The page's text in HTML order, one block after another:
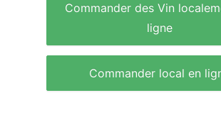
Commander des Vin
ligne
Commander local en